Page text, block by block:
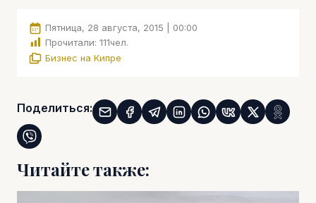
Пятница, 28 августа, 2015 | 00:00
Прочитали: 111чел.
Бизнес на Кипре
Поделиться:
Читайте также: